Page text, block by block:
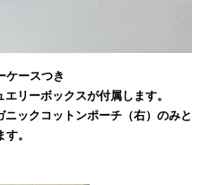
ケースつき
リーボックスが付属します。
ックコットンポーチ（右）のみと
。